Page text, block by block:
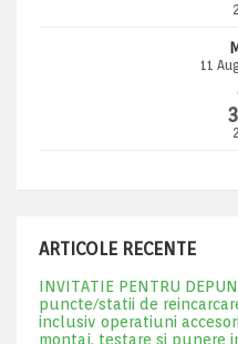
11
ARTICOLE RECENTE
INVITATIE PENTRU
puncte/statii de
inclusiv operatiuni
montaj, testare si punere